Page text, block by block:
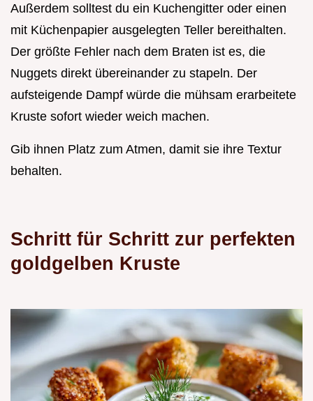
Außerdem solltest du ein Kuchengitter oder einen
mit Küchenpapier ausgelegten Teller bereithalten.
Der größte Fehler nach dem Braten ist es, die
Nuggets direkt übereinander zu stapeln. Der
aufsteigende Dampf würde die mühsam erarbeitete
Kruste sofort wieder weich machen.
Gib ihnen Platz zum Atmen, damit sie ihre Textur
behalten.
Schritt für Schritt zur perfekten
goldgelben Kruste